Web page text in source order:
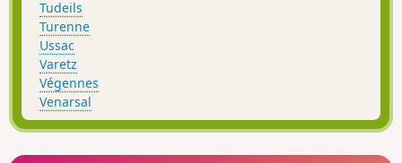
Tudeils
Turenne
Ussac
Varetz
Végennes
Venarsal